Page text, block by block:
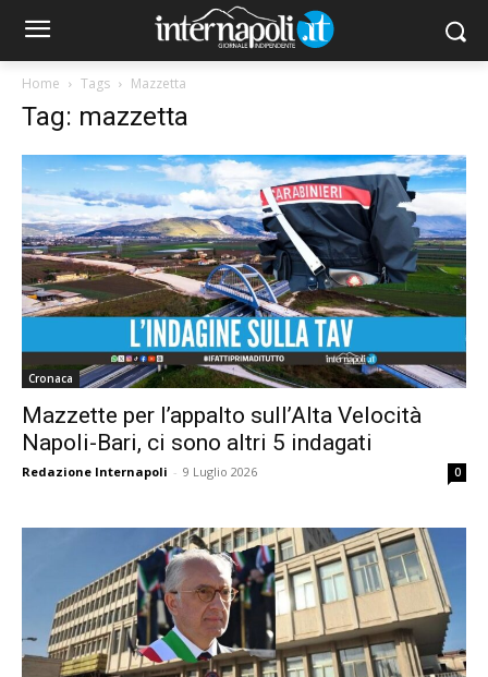
Home Tags Mazzetta
Tag: mazzetta
Cronaca
Mazzette per l’appalto sull’Alta Velocità
Napoli-Bari, ci sono altri 5 indagati
Redazione Internapoli - 9 Luglio 2026 0